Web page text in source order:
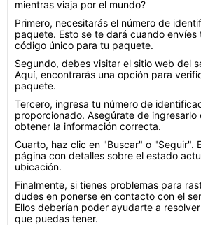
mientras viaja por el mundo?
Primero, necesitarás el número de
paquete. Esto se te dará cuando envíes
código único para tu paquete.
Segundo, debes visitar el sitio web del
Aquí, encontrarás una opción para
paquete.
Tercero, ingresa tu número de
proporcionado. Asegúrate de
obtener la información correcta.
Cuarto, haz clic en "Buscar" o "Seguir".
página con detalles sobre el estado
ubicación.
Finalmente, si tienes problemas para
dudes en ponerse en contacto con el
Ellos deberían poder ayudarte a
que puedas tener.